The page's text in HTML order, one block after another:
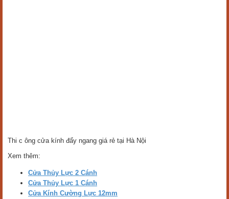
Thi c ông cửa kính đẩy ngang giá rẻ tại Hà Nội
Xem thêm:
Cửa Thủy Lực 2 Cánh
Cửa Thủy Lực 1 Cánh
Cửa Kính Cường Lực 12mm